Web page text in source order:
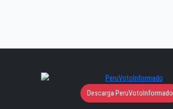
Descarga PeruVotoInformado